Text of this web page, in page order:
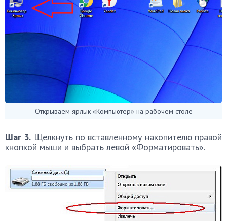
Открываем ярлык «Компьютер» на рабочем столе
Шаг 3. Щелкнуть по вставленному накопителю правой
кнопкой мыши и выбрать левой «Форматировать».